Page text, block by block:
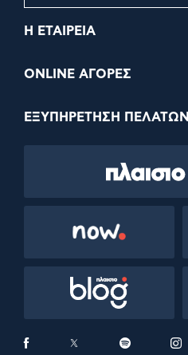
Η ΕΤΑΙΡΕΙΑ
ONLINE ΑΓΟΡΕΣ
ΕΞΥΠΗΡΕΤΗΣΗ ΠΕΛΑΤΩΝ